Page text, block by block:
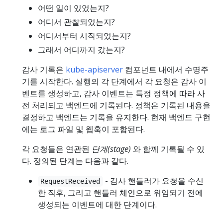
어떤 일이 있었는지?
어디서 관찰되었는지?
어디서부터 시작되었는지?
그래서 어디까지 갔는지?
감사 기록은 kube-apiserver 컴포넌트 내에서 수명주
기를 시작한다. 실행의 각 단계에서 각 요청은 감사 이
벤트를 생성하고, 감사 이벤트는 특정 정책에 따라 사
전 처리되고 백엔드에 기록된다. 정책은 기록된 내용을
결정하고 백엔드는 기록을 유지한다. 현재 백엔드 구현
에는 로그 파일 및 웹훅이 포함된다.
각 요청들은 연관된 단계(stage) 와 함께 기록될 수 있
다. 정의된 단계는 다음과 같다.
RequestReceived
- 감사 핸들러가 요청을 수신
한 직후, 그리고 핸들러 체인으로 위임되기 전에
생성되는 이벤트에 대한 단계이다.